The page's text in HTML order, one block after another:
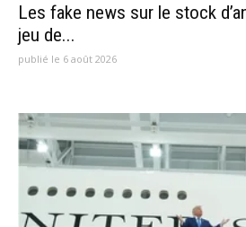
Les fake news sur le stock
jeu de...
publié le 6 août 2026